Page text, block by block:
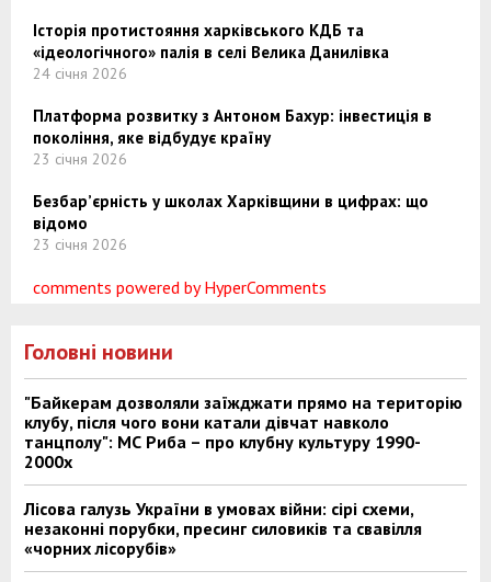
Історія протистояння харківського КДБ та
«ідеологічного» палія в селі Велика Данилівка
24 січня 2026
Платформа розвитку з Антоном Бахур: інвестиція в
покоління, яке відбудує країну
23 січня 2026
Безбар’єрність у школах Харківщини в цифрах: що
відомо
23 січня 2026
comments powered by HyperComments
Головні новини
"Байкерам дозволяли заїжджати прямо на територію
клубу, після чого вони катали дівчат навколо
танцполу": МС Риба – про клубну культуру 1990-
2000х
Лісова галузь України в умовах війни: сірі схеми,
незаконні порубки, пресинг силовиків та свавілля
«чорних лісорубів»